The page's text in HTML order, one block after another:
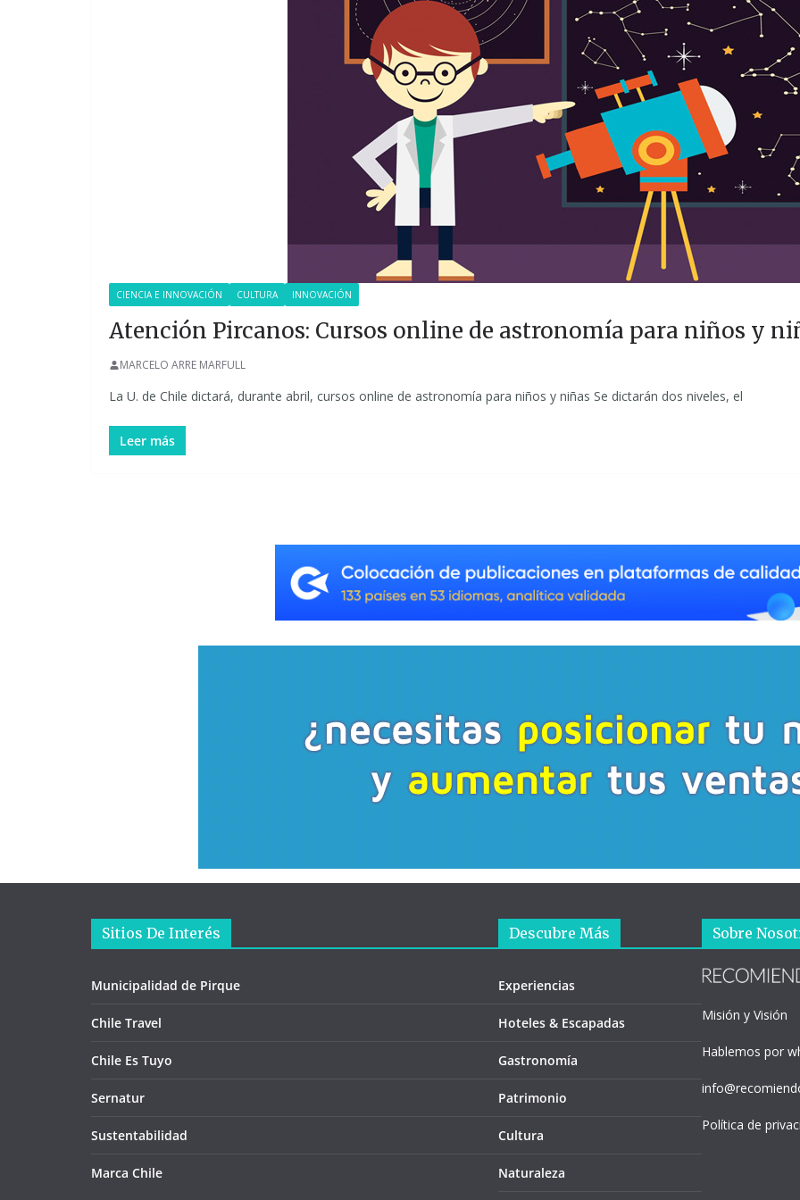
CIENCIA E INNOVACIÓN CULTURA INNOVACIÓN
Atención Pircanos: Cursos online de astronomía para niños y
MARCELO ARRE MARFULL
La U. de Chile dictará, durante abril, cursos online de astronomía para niños y niñas Se dictarán dos niveles, el
Leer más
Sitios De Interés
Municipalidad de Pirque
Chile Travel
Chile Es Tuyo
Sernatur
Sustentabilidad
Marca Chile
Descubre Más
Experiencias
Hoteles & Escapadas
Gastronomía
Patrimonio
Cultura
Naturaleza
Sobre
Misión y Visión
Hablemos por
Política de